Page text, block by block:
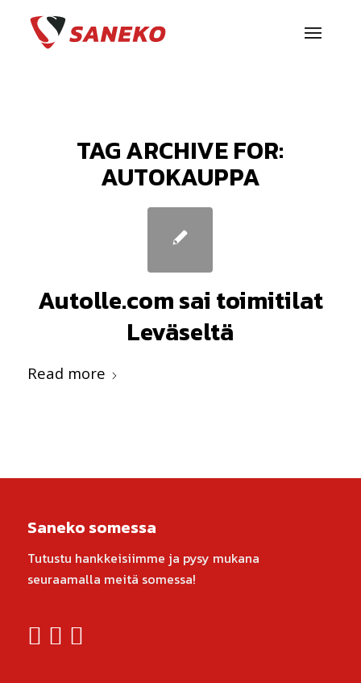
TAG ARCHIVE FOR:
AUTOKAUPPA
Autolle.com sai toimitilat
Leväseltä
Read more
Saneko somessa
Tutustu hankkeisiimme ja pysy mukana
seuraamalla meitä somessa!